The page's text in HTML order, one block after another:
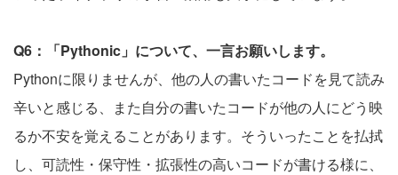
Q6：「Pythonic」について、一言お願いします。
Pythonに限りませんが、他の人の書いたコードを見て読み
辛いと感じる、また自分の書いたコードが他の人にどう映
るか不安を覚えることがあります。そういったことを払拭
し、可読性・保守性・拡張性の高いコードが書ける様に、